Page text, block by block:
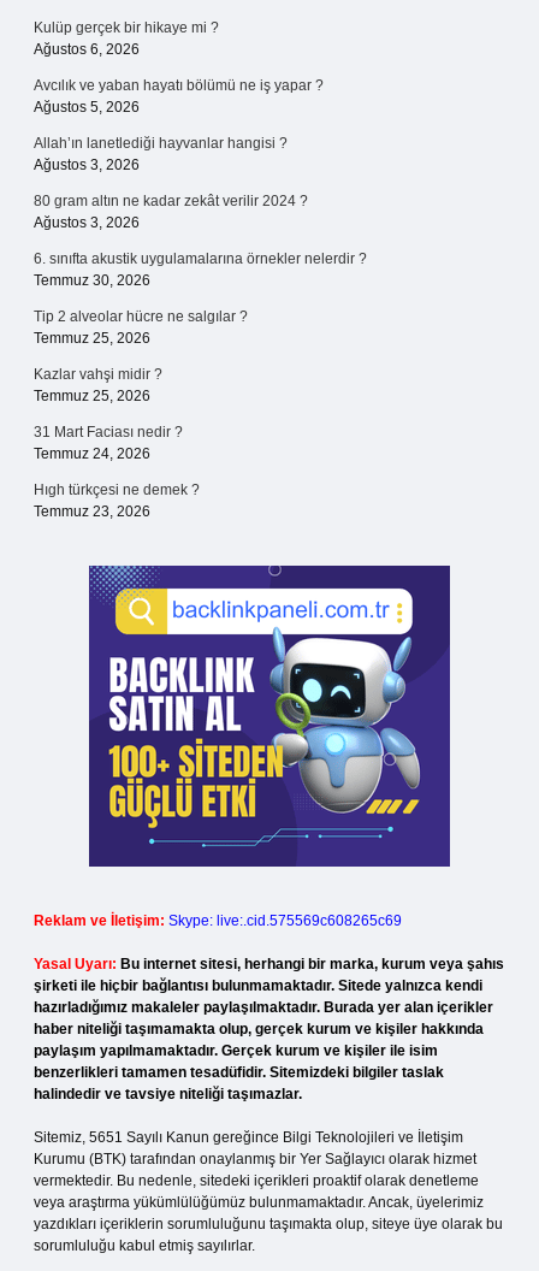
Kulüp gerçek bir hikaye mi ?
Ağustos 6, 2026
Avcılık ve yaban hayatı bölümü ne iş yapar ?
Ağustos 5, 2026
Allah’ın lanetlediği hayvanlar hangisi ?
Ağustos 3, 2026
80 gram altın ne kadar zekât verilir 2024 ?
Ağustos 3, 2026
6. sınıfta akustik uygulamalarına örnekler nelerdir ?
Temmuz 30, 2026
Tip 2 alveolar hücre ne salgılar ?
Temmuz 25, 2026
Kazlar vahşi midir ?
Temmuz 25, 2026
31 Mart Faciası nedir ?
Temmuz 24, 2026
Hıgh türkçesi ne demek ?
Temmuz 23, 2026
Reklam ve İletişim: Skype: live:.cid.575569c608265c69
Yasal Uyarı: Bu internet sitesi, herhangi bir marka, kurum veya şahıs
şirketi ile hiçbir bağlantısı bulunmamaktadır. Sitede yalnızca kendi
hazırladığımız makaleler paylaşılmaktadır. Burada yer alan içerikler
haber niteliği taşımamakta olup, gerçek kurum ve kişiler hakkında
paylaşım yapılmamaktadır. Gerçek kurum ve kişiler ile isim
benzerlikleri tamamen tesadüfidir. Sitemizdeki bilgiler taslak
halindedir ve tavsiye niteliği taşımazlar.
Sitemiz, 5651 Sayılı Kanun gereğince Bilgi Teknolojileri ve İletişim
Kurumu (BTK) tarafından onaylanmış bir Yer Sağlayıcı olarak hizmet
vermektedir. Bu nedenle, sitedeki içerikleri proaktif olarak denetleme
veya araştırma yükümlülüğümüz bulunmamaktadır. Ancak, üyelerimiz
yazdıkları içeriklerin sorumluluğunu taşımakta olup, siteye üye olarak bu
sorumluluğu kabul etmiş sayılırlar.